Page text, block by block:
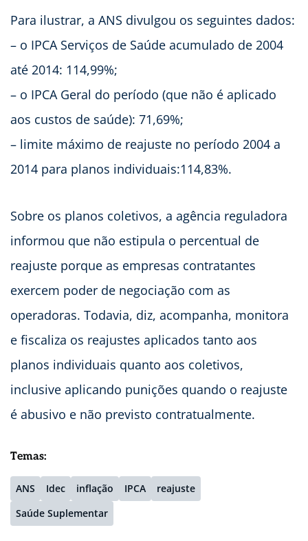
Para ilustrar, a ANS divulgou os seguintes dados:
– o IPCA Serviços de Saúde acumulado de 2004
até 2014: 114,99%;
– o IPCA Geral do período (que não é aplicado
aos custos de saúde): 71,69%;
– limite máximo de reajuste no período 2004 a
2014 para planos individuais:114,83%.
Sobre os planos coletivos, a agência reguladora
informou que não estipula o percentual de
reajuste porque as empresas contratantes
exercem poder de negociação com as
operadoras. Todavia, diz, acompanha, monitora
e fiscaliza os reajustes aplicados tanto aos
planos individuais quanto aos coletivos,
inclusive aplicando punições quando o reajuste
é abusivo e não previsto contratualmente.
Temas:
ANS Idec inflação IPCA
reajuste
Saúde Suplementar